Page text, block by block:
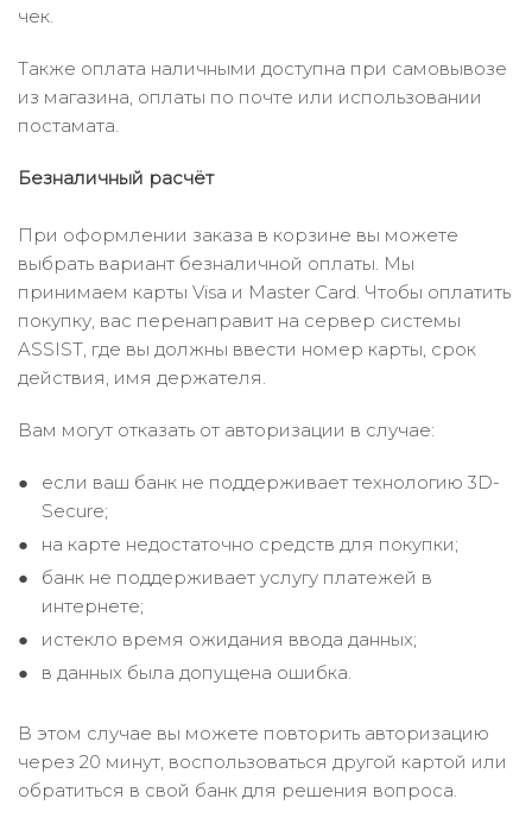
чек.
Также оплата наличными доступна при самовывозе
из магазина, оплаты по почте или использовании
постамата.
Безналичный расчёт
При оформлении заказа в корзине вы можете
выбрать вариант безналичной оплаты. Мы
принимаем карты Visa и Master Card. Чтобы оплатить
покупку, вас перенаправит на сервер системы
ASSIST, где вы должны ввести номер карты, срок
действия, имя держателя.
Вам могут отказать от авторизации в случае:
если ваш банк не поддерживает технологию 3D-
Secure;
на карте недостаточно средств для покупки;
банк не поддерживает услугу платежей в
интернете;
истекло время ожидания ввода данных;
в данных была допущена ошибка.
В этом случае вы можете повторить авторизацию
через 20 минут, воспользоваться другой картой или
обратиться в свой банк для решения вопроса.